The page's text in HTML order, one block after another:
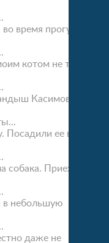
время прогулки,
котом не так
Касимовна
Посадили ее в
собака. Приехали
в небольшую
даже не